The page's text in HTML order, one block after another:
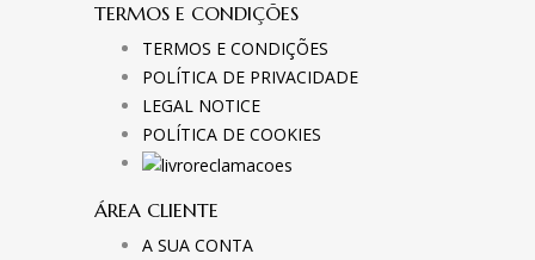
TERMOS E CONDIÇÕES
TERMOS E CONDIÇÕES
POLÍTICA DE PRIVACIDADE
LEGAL NOTICE
POLÍTICA DE COOKIES
ÁREA CLIENTE
A SUA CONTA